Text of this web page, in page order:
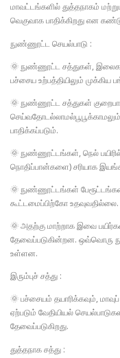
மாவட்டங்களில் துத்தநாகம்
வெகுவாக பாதிக்கிறது என
நுண்ணூட்ட செயல்பாடு :
🌞 நுண்ணூட்ட சத்துகள்,
பச்சைய உற்பத்தியிலும் முக்கிய
🌞 நுண்ணூட்ட சத்துகள்
பாதிக்கப்படும்.
🌞 நுண்ணூட்டங்கள், நெல்
நொதிப்பான்களை) சரியாக இயங்க
🌞 நுண்ணூட்டங்கள்
கூட்டமைப்பிற்கோ உதவுவதில்லை.
🌞 அதற்கு மாற்றாக இவை
தேவைப்படுகின்றன. ஒவ்வொரு
உள்ளன.
இரும்புச் சத்து :
🌞 பச்சையம் தயாரிக்கவும்,
ஏற்படும் வேதியியல்
தேவைப்படுகிறது.
துத்தநாக சத்து :